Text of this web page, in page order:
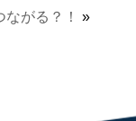
がる？！
»